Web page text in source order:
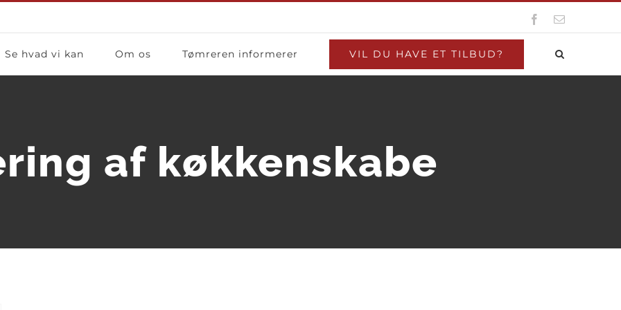
Facebook
E-
Se hvad vi kan Om os Tømreren informerer VIL DU HAVE ET TILBUD?
af køkkenskabe